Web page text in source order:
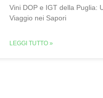
Vini DOP e IGT della Puglia:
Viaggio nei Sapori
LEGGI TUTTO »